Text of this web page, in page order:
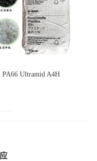
PA66 Ultramid A4H